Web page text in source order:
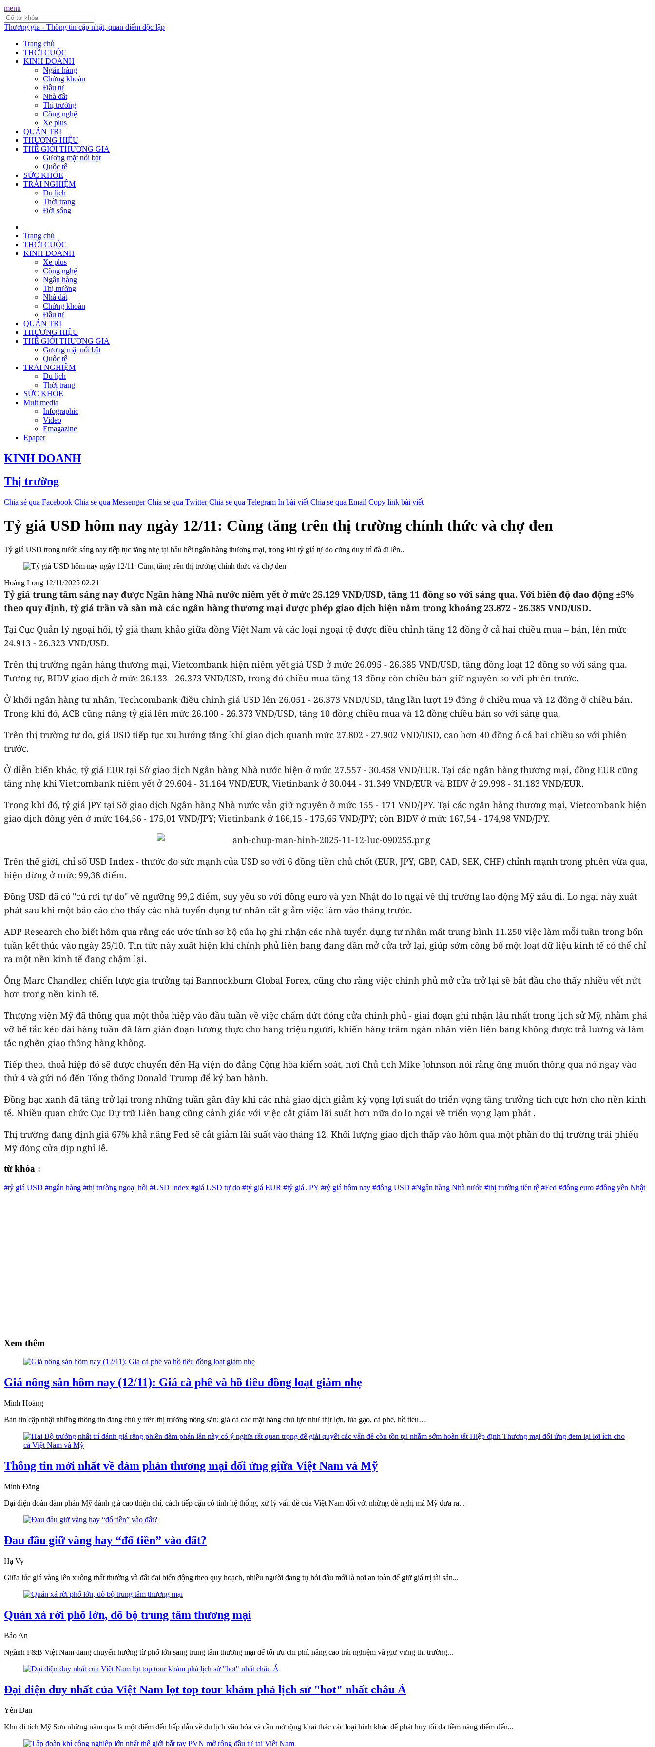
menu
Thương gia - Thông tin cập nhật, quan điểm độc lập
Trang chủ
THỜI CUỘC
KINH DOANH
Ngân hàng
Chứng khoán
Đầu tư
Nhà đất
Thị trường
Công nghệ
Xe plus
QUẢN TRỊ
THƯƠNG HIỆU
THẾ GIỚI THƯƠNG GIA
Gương mặt nổi bật
Quốc tế
SỨC KHỎE
TRẢI NGHIỆM
Du lịch
Thời trang
Đời sống
Trang chủ
THỜI CUỘC
KINH DOANH
Xe plus
Công nghệ
Ngân hàng
Thị trường
Nhà đất
Chứng khoán
Đầu tư
QUẢN TRỊ
THƯƠNG HIỆU
THẾ GIỚI THƯƠNG GIA
Gương mặt nổi bật
Quốc tế
TRẢI NGHIỆM
Du lịch
Thời trang
SỨC KHỎE
Multimedia
Infographic
Video
Emagazine
Epaper
KINH DOANH
Thị trường
Chia sẻ qua Facebook Chia sẻ qua Messenger Chia sẻ qua Twitter Chia sẻ qua Telegram In bài viết Chia sẻ qua Email Copy link bài viết
Tỷ giá USD hôm nay ngày 12/11: Cùng tăng trên thị trường chính thức và chợ đen
Tỷ giá USD trong nước sáng nay tiếp tục tăng nhẹ tại hầu hết ngân hàng thương mại, trong khi tỷ giá tự do cũng duy trì đà đi lên...
Hoàng Long 12/11/2025 02:21
Tỷ giá trung tâm sáng nay được Ngân hàng Nhà nước niêm yết ở mức 25.129 VND/USD, tăng 11 đồng so với sáng qua. Với biên độ dao động ±5%
theo quy định, tỷ giá trần và sàn mà các ngân hàng thương mại được phép giao dịch hiện nằm trong khoảng 23.872 - 26.385 VND/USD.
Tại Cục Quản lý ngoại hối, tỷ giá tham khảo giữa đồng Việt Nam và các loại ngoại tệ được điều chỉnh tăng 12 đồng ở cả hai chiều mua – bán, lên mức
24.913 - 26.323 VND/USD.
Trên thị trường ngân hàng thương mại, Vietcombank hiện niêm yết giá USD ở mức 26.095 - 26.385 VND/USD, tăng đồng loạt 12 đồng so với sáng qua.
Tương tự, BIDV giao dịch ở mức 26.133 - 26.373 VND/USD, trong đó chiều mua tăng 13 đồng còn chiều bán giữ nguyên so với phiên trước.
Ở khối ngân hàng tư nhân, Techcombank điều chỉnh giá USD lên 26.051 - 26.373 VND/USD, tăng lần lượt 19 đồng ở chiều mua và 12 đồng ở chiều bán.
Trong khi đó, ACB cũng nâng tỷ giá lên mức 26.100 - 26.373 VND/USD, tăng 10 đồng chiều mua và 12 đồng chiều bán so với sáng qua.
Trên thị trường tự do, giá USD tiếp tục xu hướng tăng khi giao dịch quanh mức 27.802 - 27.902 VND/USD, cao hơn 40 đồng ở cả hai chiều so với phiên
trước.
Ở diễn biến khác, tỷ giá EUR tại Sở giao dịch Ngân hàng Nhà nước hiện ở mức 27.557 - 30.458 VND/EUR. Tại các ngân hàng thương mại, đồng EUR cũng
tăng nhẹ khi Vietcombank niêm yết ở 29.604 - 31.164 VND/EUR, Vietinbank ở 30.044 - 31.349 VND/EUR và BIDV ở 29.998 - 31.183 VND/EUR.
Trong khi đó, tỷ giá JPY tại Sở giao dịch Ngân hàng Nhà nước vẫn giữ nguyên ở mức 155 - 171 VND/JPY. Tại các ngân hàng thương mại, Vietcombank hiện
giao dịch đồng yên ở mức 164,56 - 175,01 VND/JPY; Vietinbank ở 166,15 - 175,65 VND/JPY; còn BIDV ở mức 167,54 - 174,98 VND/JPY.
Trên thế giới, chỉ số USD Index - thước đo sức mạnh của USD so với 6 đồng tiền chủ chốt (EUR, JPY, GBP, CAD, SEK, CHF) chỉnh mạnh trong phiên vừa qua,
hiện dừng ở mức 99,38 điểm.
Đồng USD đã có "cú rơi tự do" về ngưỡng 99,2 điểm, suy yếu so với đồng euro và yen Nhật do lo ngại về thị trường lao động Mỹ xấu đi. Lo ngại này xuất
phát sau khi một báo cáo cho thấy các nhà tuyển dụng tư nhân cắt giảm việc làm vào tháng trước.
ADP Research cho biết hôm qua rằng các ước tính sơ bộ của họ ghi nhận các nhà tuyển dụng tư nhân mất trung bình 11.250 việc làm mỗi tuần trong bốn
tuần kết thúc vào ngày 25/10. Tin tức này xuất hiện khi chính phủ liên bang đang dần mở cửa trở lại, giúp sớm công bố một loạt dữ liệu kinh tế có thể chỉ
ra một nền kinh tế đang chậm lại.
Ông Marc Chandler, chiến lược gia trưởng tại Bannockburn Global Forex, cũng cho rằng việc chính phủ mở cửa trở lại sẽ bắt đầu cho thấy nhiều vết nứt
hơn trong nền kinh tế.
Thượng viện Mỹ đã thông qua một thỏa hiệp vào đầu tuần về việc chấm dứt đóng cửa chính phủ - giai đoạn ghi nhận lâu nhất trong lịch sử Mỹ, nhằm phá
vỡ bế tắc kéo dài hàng tuần đã làm gián đoạn lương thực cho hàng triệu người, khiến hàng trăm ngàn nhân viên liên bang không được trả lương và làm
tắc nghẽn giao thông hàng không.
Tiếp theo, thoả hiệp đó sẽ được chuyển đến Hạ viện do đảng Cộng hòa kiểm soát, nơi Chủ tịch Mike Johnson nói rằng ông muốn thông qua nó ngay vào
thứ 4 và gửi nó đến Tổng thống Donald Trump để ký ban hành.
Đồng bạc xanh đã tăng trở lại trong những tuần gần đây khi các nhà giao dịch giảm kỳ vọng lợi suất do triển vọng tăng trưởng tích cực hơn cho nền kinh
tế. Nhiều quan chức Cục Dự trữ Liên bang cũng cảnh giác với việc cắt giảm lãi suất hơn nữa do lo ngại về triển vọng lạm phát .
Thị trường đang định giá 67% khả năng Fed sẽ cắt giảm lãi suất vào tháng 12. Khối lượng giao dịch thấp vào hôm qua một phần do thị trường trái phiếu
Mỹ đóng cửa dịp nghỉ lễ.
từ khóa :
#tỷ giá USD #ngân hàng #thị trường ngoại hối #USD Index #giá USD tự do #tỷ giá EUR #tỷ giá JPY #tỷ giá hôm nay #đồng USD #Ngân hàng Nhà nước #thị trường tiền tệ #Fed #đồng euro #đồng yên Nhật
Xem thêm
Giá nông sản hôm nay (12/11): Giá cà phê và hồ tiêu đồng loạt giảm nhẹ
Minh Hoàng
Bản tin cập nhật những thông tin đáng chú ý trên thị trường nông sản; giá cả các mặt hàng chủ lực như thịt lợn, lúa gạo, cà phê, hồ tiêu…
Thông tin mới nhất về đàm phán thương mại đối ứng giữa Việt Nam và Mỹ
Minh Đăng
Đại diện đoàn đàm phán Mỹ đánh giá cao thiện chí, cách tiếp cận có tính hệ thống, xử lý vấn đề của Việt Nam đối với những đề nghị mà Mỹ đưa ra...
Đau đầu giữ vàng hay “đổ tiền” vào đất?
Hạ Vy
Giữa lúc giá vàng lên xuống thất thường và đất đai biến động theo quy hoạch, nhiều người đang tự hỏi đâu mới là nơi an toàn để giữ giá trị tài sản...
Quán xá rời phố lớn, đổ bộ trung tâm thương mại
Bảo An
Ngành F&B Việt Nam đang chuyển hướng từ phố lớn sang trung tâm thương mại để tối ưu chi phí, nâng cao trải nghiệm và giữ vững thị trường...
Đại diện duy nhất của Việt Nam lọt top tour khám phá lịch sử "hot" nhất châu Á
Yên Đan
Khu di tích Mỹ Sơn những năm qua là một điểm đến hấp dẫn về du lịch văn hóa và cần mở rộng khai thác các loại hình khác để phát huy tối đa tiềm năng điểm đến...